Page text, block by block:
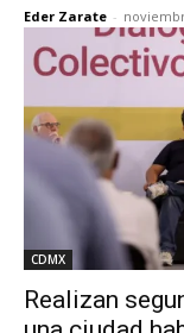
Eder Zarate -
CDMX
Realizan